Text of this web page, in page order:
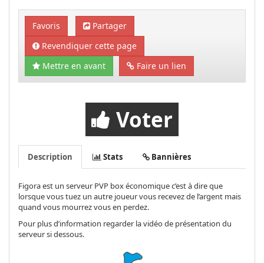
Favoris
Partager
Revendiquer cette page
Mettre en avant
Faire un lien
Voter
Description Stats Bannières
Figora est un serveur PVP box économique c’est à dire que
lorsque vous tuez un autre joueur vous recevez de l’argent mais
quand vous mourrez vous en perdez.
Pour plus d’information regarder la vidéo de présentation du
serveur si dessous.